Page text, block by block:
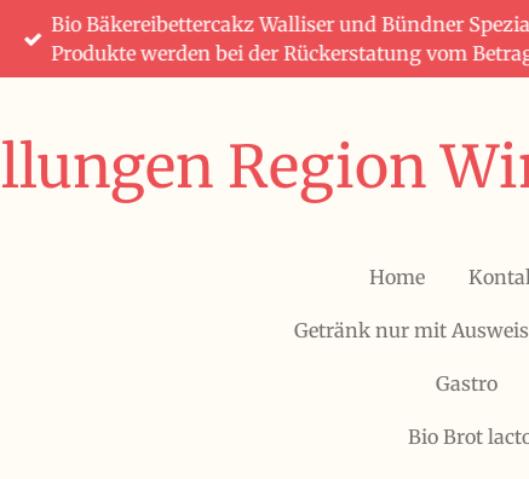
Zum
Hauptinhalt
springen
Bio Bäkereibettercakz Walliser und Bündner
Produkte werden bei der Rückerstatung vom
Home
Getränk nur mit Ausweis
Gastro
Bio Brot